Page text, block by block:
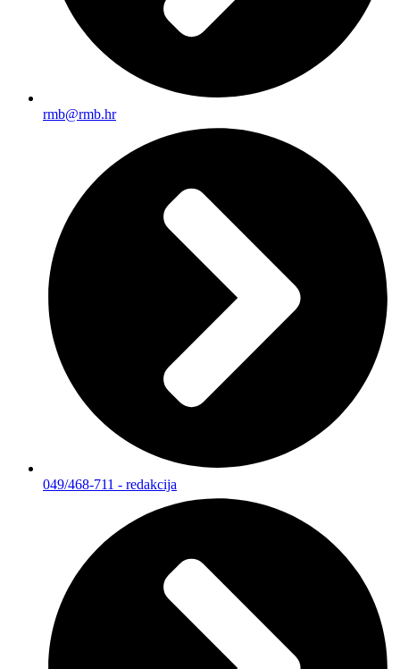
rmb@rmb.hr
049/468-711 - redakcija